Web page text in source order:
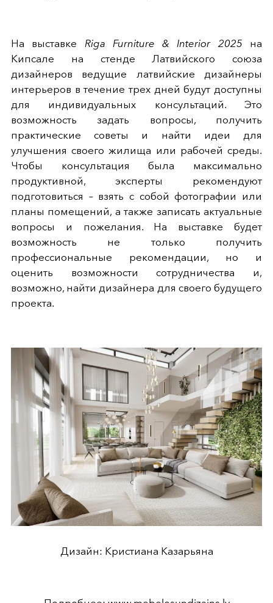
На выставке Riga Furniture & Interior 2025 на
Кипсале на стенде Латвийского союза
дизайнеров ведущие латвийские дизайнеры
интерьеров в течение трех дней будут доступны
для индивидуальных консультаций. Это
возможность задать вопросы, получить
практические советы и найти идеи для
улучшения своего жилища или рабочей среды.
Чтобы консультация была максимально
продуктивной, эксперты рекомендуют
подготовиться – взять с собой фотографии или
планы помещений, а также записать актуальные
вопросы и пожелания. На выставке будет
возможность не только получить
профессиональные рекомендации, но и
оценить возможности сотрудничества и,
возможно, найти дизайнера для своего будущего
проекта.
Дизайн: Кристиана Казарьяна